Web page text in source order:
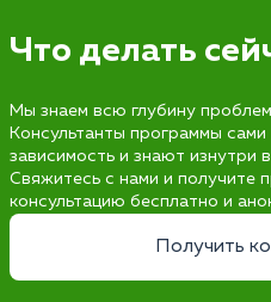
Что делать
Мы знаем всю глубину
Консультанты программы
зависимость и знают изнутри
Свяжитесь с нами и получите
консультацию бесплатно и
Получить